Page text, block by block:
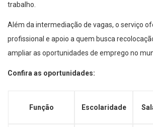
trabalho.
Além da intermediação de vagas, o serviço
profissional e apoio a quem busca
ampliar as oportunidades de emprego no
Confira as oportunidades:
Função Escolaridade